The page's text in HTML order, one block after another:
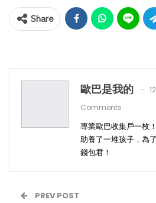
Share
歐巴是我的
Comments
專業歐巴收集戶一枚！
助養了一堆孩子，為
錢包君！
PREV POST